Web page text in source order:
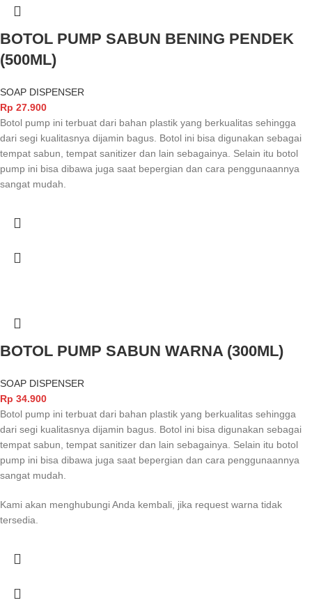
BOTOL PUMP SABUN BENING PENDEK
(500ML)
SOAP DISPENSER
Rp 27.900
Botol pump ini terbuat dari bahan plastik yang berkualitas sehingga
dari segi kualitasnya dijamin bagus. Botol ini bisa digunakan sebagai
tempat sabun, tempat sanitizer dan lain sebagainya. Selain itu botol
pump ini bisa dibawa juga saat bepergian dan cara penggunaannya
sangat mudah.
BOTOL PUMP SABUN WARNA (300ML)
SOAP DISPENSER
Rp 34.900
Botol pump ini terbuat dari bahan plastik yang berkualitas sehingga
dari segi kualitasnya dijamin bagus. Botol ini bisa digunakan sebagai
tempat sabun, tempat sanitizer dan lain sebagainya. Selain itu botol
pump ini bisa dibawa juga saat bepergian dan cara penggunaannya
sangat mudah.
Kami akan menghubungi Anda kembali, jika request warna tidak
tersedia.